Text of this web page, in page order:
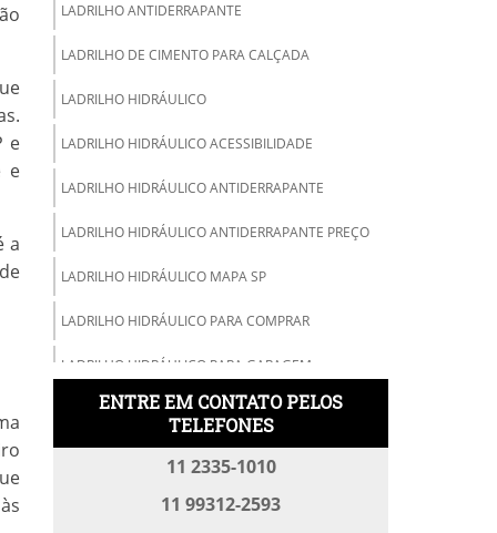
e
e
a
LADRILHO ANTIDERRAPANTE
LADRILHO DE CIMENTO PARA CALÇADA
LADRILHO HIDRÁULICO
LADRILHO HIDRÁULICO ACESSIBILIDADE
LADRILHO HIDRÁULICO ANTIDERRAPANTE
LADRILHO HIDRÁULICO ANTIDERRAPANTE PREÇO
LADRILHO HIDRÁULICO MAPA SP
LADRILHO HIDRÁULICO PARA COMPRAR
LADRILHO HIDRÁULICO PARA GARAGEM
LADRILHO HIDRÁULICO PARA RAMPA DE GARAGEM
LADRILHO HIDRÁULICO PISO TÁTIL
LADRILHO HIDRÁULICO PREÇO
ENTRE EM CONTATO PELOS
TELEFONES
11 2335-1010
11 99312-2593